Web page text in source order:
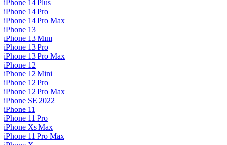
iPhone 14 Plus
iPhone 14 Pro
iPhone 14 Pro Max
iPhone 13
iPhone 13 Mini
iPhone 13 Pro
iPhone 13 Pro Max
iPhone 12
iPhone 12 Mini
iPhone 12 Pro
iPhone 12 Pro Max
iPhone SE 2022
iPhone 11
iPhone 11 Pro
iPhone Xs Max
iPhone 11 Pro Max